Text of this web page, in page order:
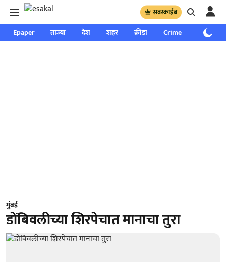
सबस्क्राईब
Epaper ताज्या देश शहर क्रीडा Crime साप्ताहिक
मुंबई
डोंबिवलीच्या शिरपेचात मानाचा तुरा